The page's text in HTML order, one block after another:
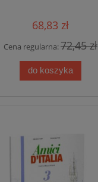
68,83 zł
Cena regularna:72,45 zł
do koszyka